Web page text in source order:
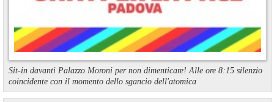
Sit-in davanti Palazzo Moroni per non dimenticare! Alle ore 8:15 silenzio
coincidente con il momento dello sgancio dell'atomica